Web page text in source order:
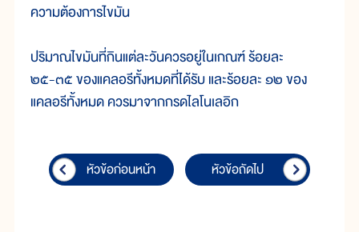
ความต้องการไขมัน
ปริมาณไขมันที่กินแต่ละวันควรอยู่ในเกณฑ์ ร้อยละ
๒๕-๓๕ ของแคลอรีทั้งหมดที่ได้รับ และร้อยละ ๑๒ ของ
แคลอรีทั้งหมด ควรมาจากกรดไลโนเลอิก
หัวข้อก่อนหน้า หัวข้อถัดไป